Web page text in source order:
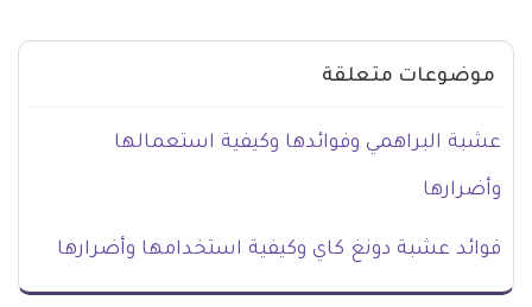
موضوعات متعلقة
عشبة البراهمي وفوائدها وكيفية استعمالها
وأضرارها
فوائد عشبة دونغ كاي وكيفية استخدامها وأضرارها